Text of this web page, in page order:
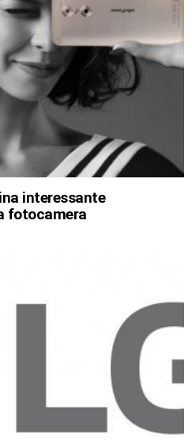
interessante
fotocamera